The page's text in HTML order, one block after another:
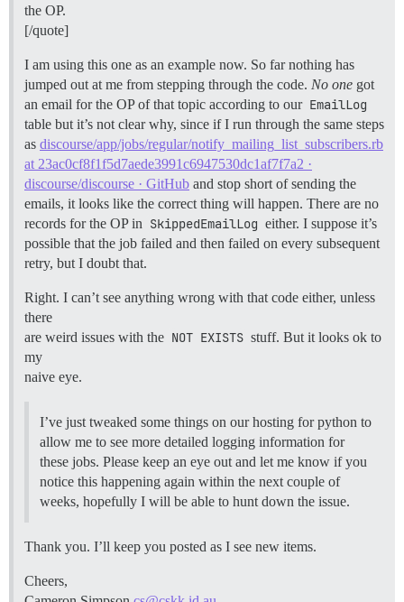
the OP.
[/quote]
I am using this one as an example now. So far nothing has
jumped out at me from stepping through the code. No one got
an email for the OP of that topic according to our EmailLog
table but it’s not clear why, since if I run through the same steps
as discourse/app/jobs/regular/notify_mailing_list_subscribers.rb
at 23ac0cf8f1f5d7aede3991c6947530dc1af7f7a2 ·
discourse/discourse · GitHub and stop short of sending the
emails, it looks like the correct thing will happen. There are no
records for the OP in SkippedEmailLog either. I suppose it’s
possible that the job failed and then failed on every subsequent
retry, but I doubt that.
Right. I can’t see anything wrong with that code either, unless
there
are weird issues with the NOT EXISTS stuff. But it looks ok to
my
naive eye.
I’ve just tweaked some things on our hosting for python to
allow me to see more detailed logging information for
these jobs. Please keep an eye out and let me know if you
notice this happening again within the next couple of
weeks, hopefully I will be able to hunt down the issue.
Thank you. I’ll keep you posted as I see new items.
Cheers,